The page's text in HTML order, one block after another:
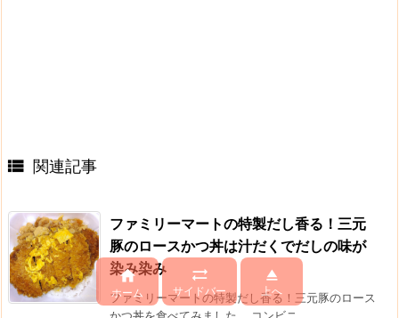
 関連記事
ファミリーマートの特製だし香る！三元
豚のロースかつ丼は汁だくでだしの味が
染み染み
ファミリーマートの特製だし香る！三元豚のロース

ホーム

サイドバー

上へ